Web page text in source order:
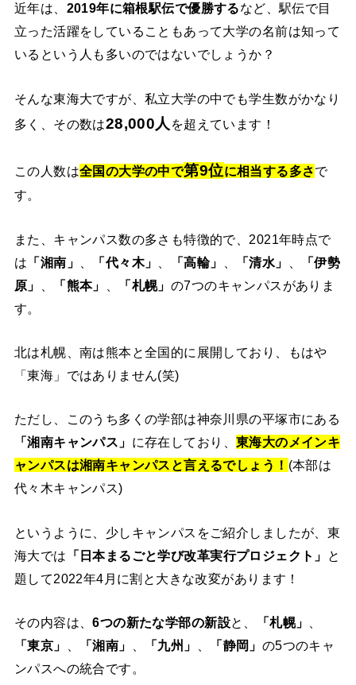
近年は、 2019年に箱根駅伝で優勝するなど、駅伝で目
立った活躍をしていることもあって大学の名前は知って
いるという人も多いのではないでしょうか？
そんな東海大ですが、私立大学の中でも学生数がかなり
多く、その数は28,000人 を超えています！
この人数は全国の大学の中で第9位に相当する多さで
す。
また、キャンパス数の多さも特徴的で、2021年時点で
は 「湘南」 「代々木」 「高輪」 「清水」
「伊勢
原」
「熊本」 「札幌」 の7つのキャンパスがありま
す。
北は札幌、南は熊本と全国的に展開しており、もはや
「東海」ではありません(笑)
ただし、このうち多くの学部は神奈川県の平塚市にある
「湘南キャンパス」 に存在しており、 東海大のメインキ
ャンパスは湘南キャンパスと言えるでしょう！ (本部は
代々木キャンパス)
というように、少しキャンパスをご紹介しましたが、東
海大では 「日本まるごと学び改革実行プロジェクト」
と
題して2022年4月に割と大きな改変があります！
その内容は、6つの新たな学部の新設と、 「札幌」
「東京」
「湘南」 「九州」 「静岡」 の5つのキャ
ンパスへの統合です。